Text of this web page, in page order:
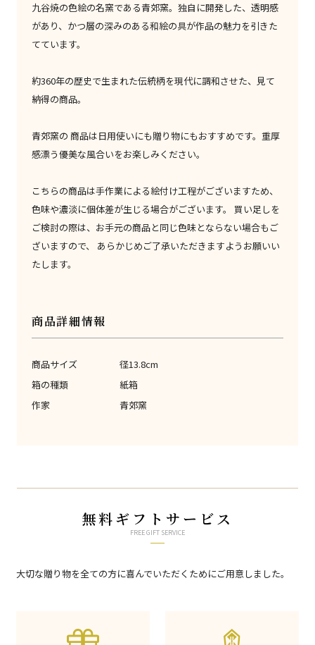
九谷焼の色絵の名窯である青郊窯。独自に開発した、透明感
があり、かつ層の深みのある和絵の具が作品の魅力を引きた
てています。
約360年の歴史で生まれた伝統柄を現代に調和させた、見て
納得の商品。
青郊窯の 商品は日用使いにも贈り物にもおすすめです。重厚
感漂う優美な風合いをお楽しみください。
こちらの商品は手作業による絵付け工程がございますため、
色味や濃淡に個体差が生じる場合がございます。 買い足しを
ご検討の際は、お手元の商品と同じ色味とならない場合もご
ざいますので、 あらかじめご了承いただきますようお願いい
たします。
商品詳細情報
商品サイズ
径13.8cm
箱の種類
紙箱
作家
青郊窯
無料ギフトサービス
FREE GIFT SERVICE
大切な贈り物を全ての方に喜んでいただくためにご用意しました。